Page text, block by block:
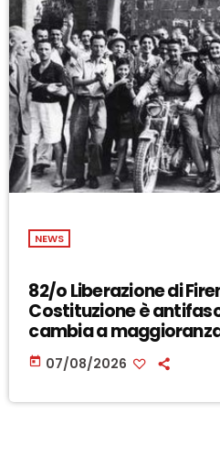
NEWS
82/o Liberazione di
Costituzione è
cambia a
today 07/08/2026